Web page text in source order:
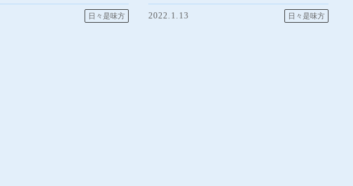
日々是味方 2022.1.13 日々是味方